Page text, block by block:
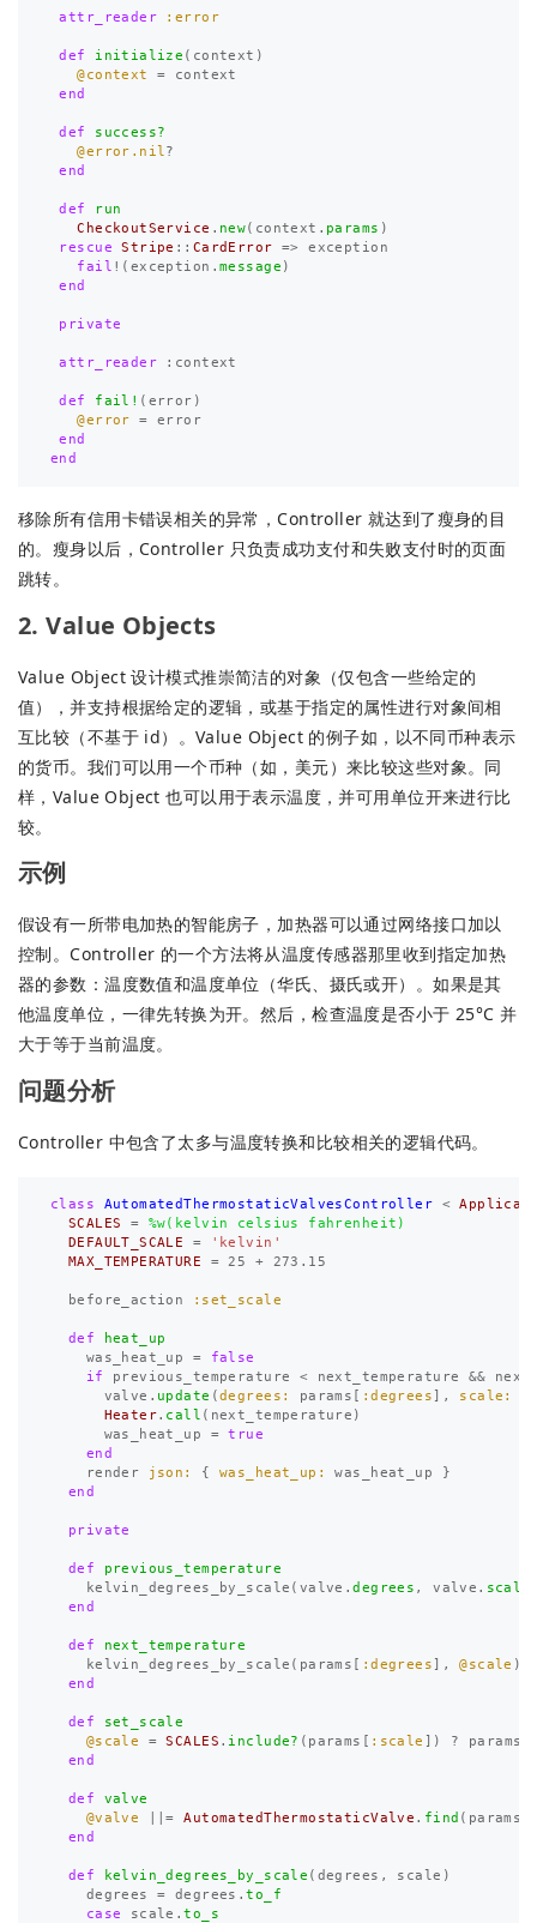
attr_reader :error
def initialize ( context )
@context
=
context
end
def
success?
@error.nil?
end
def
run
CheckoutService . new( context . params )
rescue
Stripe :: CardError =>
exception
fail ! ( exception . message )
end
private
attr_reader : context
def fail! ( error )
@error
=
error
end
end
移除所有信用卡错误相关的异常，Controller 就达到了瘦身的目
的。瘦身以后，Controller 只负责成功支付和失败支付时的页面
跳转。
2. Value Objects
Value Object 设计模式推崇简洁的对象（仅包含一些给定的
值），并支持根据给定的逻辑，或基于指定的属性进行对象间相
互比较（不基于 id）。Value Object 的例子如，以不同币种表示
的货币。我们可以用一个币种（如，美元）来比较这些对象。同
样，Value Object 也可以用于表示温度，并可用单位开来进行比
较。
示例
假设有一所带电加热的智能房子，加热器可以通过网络接口加以
控制。Controller 的一个方法将从温度传感器那里收到指定加热
器的参数：温度数值和温度单位（华氏、摄氏或开）。如果是其
他温度单位，一律先转换为开。然后，检查温度是否小于 25°C 并
大于等于当前温度。
问题分析
Controller 中包含了太多与温度转换和比较相关的逻辑代码。
class AutomatedThermostaticValvesController <
SCALES
=
%w(kelvin celsius fahrenheit)
DEFAULT_SCALE
=
'kelvin'
MAX_TEMPERATURE
= 25 + 273.15
before_action :set_scale
def
heat_up
was_heat_up
=
false
if
previous_temperature < next_temperature &&
valve . update (degrees: params [ :degrees ], scale:
Heater. call ( next_temperature )
was_heat_up
= true
end
render
json: { was_heat_up: was_heat_up
}
end
private
def
previous_temperature
kelvin_degrees_by_scale ( valve .degrees , valve . scale
end
def
next_temperature
kelvin_degrees_by_scale ( params [ :degrees ], @scale )
end
def
set_scale
@scale
= SCALES . include? ( params [ :scale ]) ? params
end
def
valve
@valve
||= AutomatedThermostaticValve . find ( params
end
def kelvin_degrees_by_scale ( degrees , scale )
degrees
= degrees .to_f
case
scale .to_s